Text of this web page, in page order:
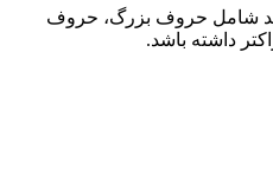
شامل حروف بزرگ، حروف